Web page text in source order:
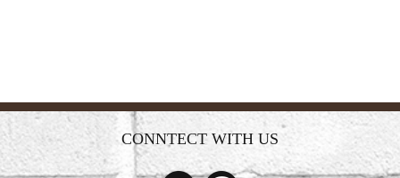
CONNTECT WITH US